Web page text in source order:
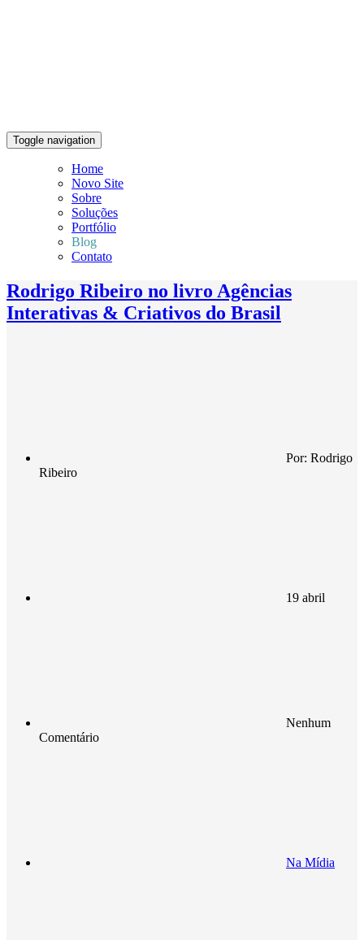
Toggle navigation
Home
Novo Site
Sobre
Soluções
Portfólio
Blog
Contato
Rodrigo Ribeiro no livro Agências
Interativas & Criativos do Brasil
Por: Rodrigo
Ribeiro
19 abril
Nenhum
Comentário
Na Mídia